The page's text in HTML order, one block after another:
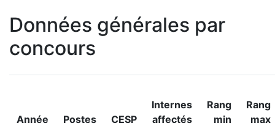
Données générales par
concours
Année Postes CESP
Internes
affectés
Rang
min
Rang
max